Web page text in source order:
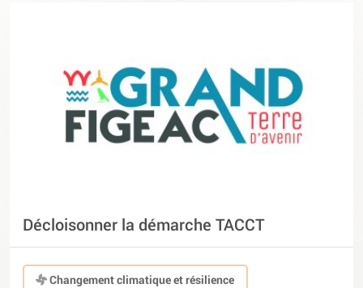
Décloisonner la démarche TACCT
Changement climatique et résilience